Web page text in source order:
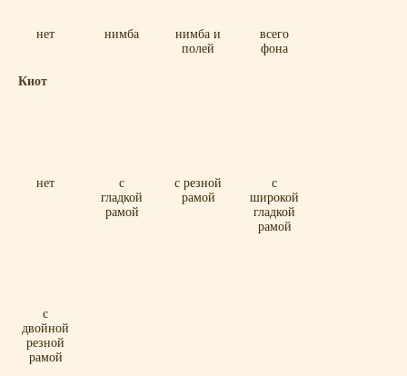
нет нимба
нимба и
полей
всего
фона
Киот
нет
с
гладкой
рамой
с резной
рамой
с
широкой
гладкой
рамой
с
двойной
резной
рамой